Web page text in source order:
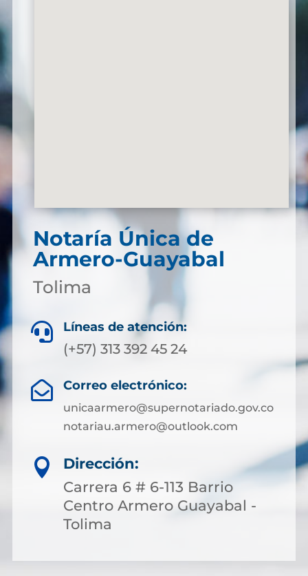
Notaría Única de
Armero-Guayabal
Tolima
 Líneas de atención:
(+57) 313 392 45 24
 Correo electrónico:
unicaarmero@supernotariado.gov.co
notariau.armero@outlook.com

Dirección:
Carrera 6 # 6-113 Barrio
Centro Armero Guayabal -
Tolima